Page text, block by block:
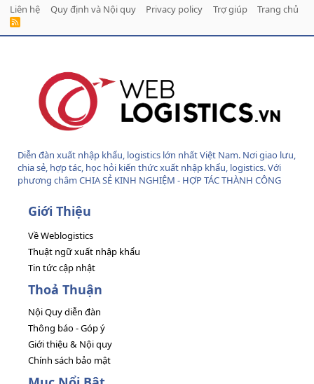
Liên hệ
Quy định và Nội quy Privacy policy Trợ giúp Trang chủ
R
Diễn đàn xuất nhập khẩu, logistics lớn nhất Việt Nam. Nơi giao lưu,
chia sẻ, hợp tác, học hỏi kiến thức xuất nhập khẩu, logistics. Với
phương châm CHIA SẺ KINH NGHIỆM - HỢP TÁC THÀNH CÔNG
Giới Thiệu
Về Weblogistics
Thuật ngữ xuất nhập khẩu
Tin tức cập nhật
Thoả Thuận
Nội Quy diễn đàn
Thông báo - Góp ý
Giới thiệu & Nội quy
Chính sách bảo mật